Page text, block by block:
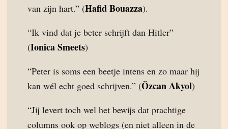
van zijn hart.” (Hafid Bouazza).
“Ik vind dat je beter schrijft dan Hitler”
(Ionica Smeets)
“Peter is soms een beetje intens en zo maar hij
kan wél echt goed schrijven.” (Özcan Akyol)
“Jij levert toch wel het bewijs dat prachtige
columns ook op weblogs (en niet alleen in de